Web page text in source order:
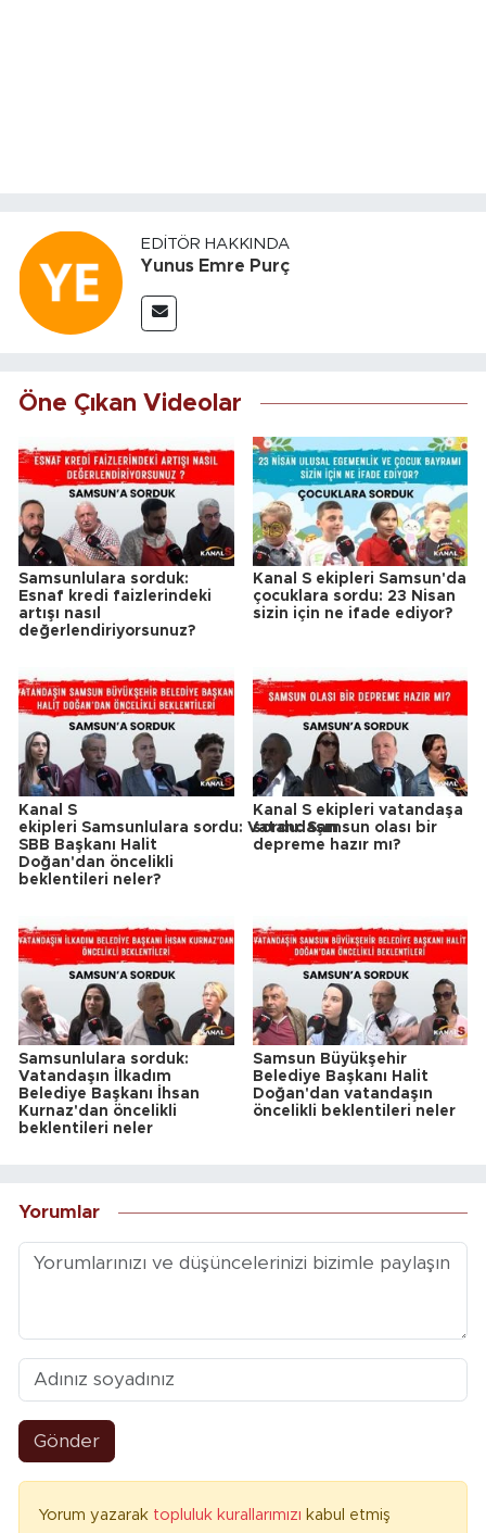
EDITÖR HAKKINDA
Yunus Emre Purç
Öne Çıkan Videolar
Samsunlulara sorduk:
Esnaf kredi faizlerindeki
artışı nasıl
değerlendiriyorsunuz?
Kanal S ekipleri Samsun'da
çocuklara sordu: 23 Nisan
sizin için ne ifade ediyor?
Kanal S
ekipleri Samsunlulara sordu: Vatandaşın
SBB Başkanı Halit
Doğan'dan öncelikli
beklentileri neler?
Kanal S ekipleri vatandaşa
sordu: Samsun olası bir
depreme hazır mı?
Samsunlulara sorduk:
Vatandaşın İlkadım
Belediye Başkanı İhsan
Kurnaz'dan öncelikli
beklentileri neler
Samsun Büyükşehir
Belediye Başkanı Halit
Doğan'dan vatandaşın
öncelikli beklentileri neler
Yorumlar
Gönder
Yorum yazarak topluluk kurallarımızı kabul etmiş